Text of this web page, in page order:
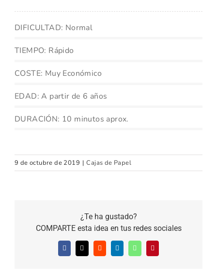
DIFICULTAD: Normal
TIEMPO: Rápido
COSTE: Muy Económico
EDAD: A partir de 6 años
DURACIÓN: 10 minutos aprox.
9 de octubre de 2019 | Cajas de Papel
¿Te ha gustado?
COMPARTE esta idea en tus redes sociales
Facebook
X RedditLinkedInWhatsAppPinterest